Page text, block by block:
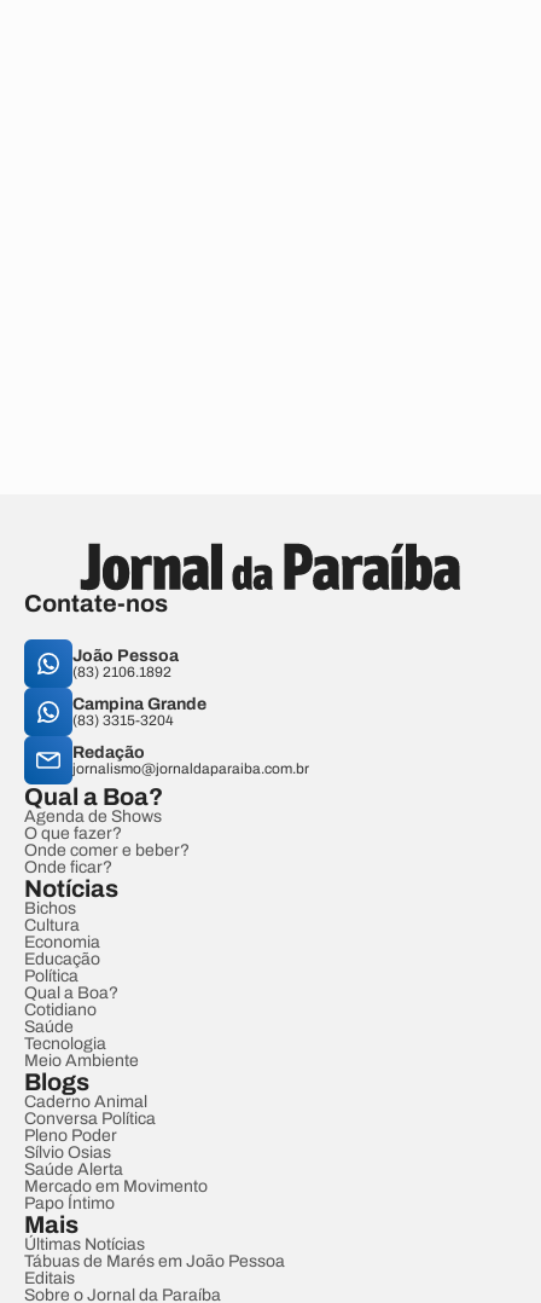
Contate-nos
João Pessoa
(83) 2106.1892
Campina Grande
(83) 3315-3204
Redação
jornalismo@jornaldaparaiba.com.br
Qual a Boa?
Agenda de Shows
O que fazer?
Onde comer e beber?
Onde ficar?
Notícias
Bichos
Cultura
Economia
Educação
Política
Qual a Boa?
Cotidiano
Saúde
Tecnologia
Meio Ambiente
Blogs
Caderno Animal
Conversa Política
Pleno Poder
Sílvio Osias
Saúde Alerta
Mercado em Movimento
Papo Íntimo
Mais
Últimas Notícias
Tábuas de Marés em João Pessoa
Editais
Sobre o Jornal da Paraíba